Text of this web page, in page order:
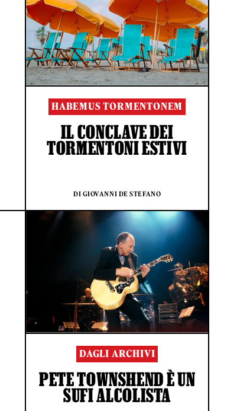
HABEMUS TORMENTONEM
IL CONCLAVE DEI
TORMENTONI ESTIVI
DI GIOVANNI DE STEFANO
DAGLI ARCHIVI
PETE TOWNSHEND È UN
SUFI ALCOLISTA